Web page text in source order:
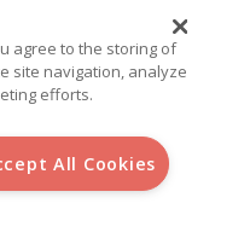
64405731) c/ San Norberto
agree to the storing of
site navigation, analyze
efforts.
All Cookies